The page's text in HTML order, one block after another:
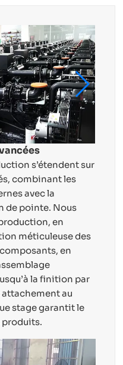
s’étendent sur
combinant les
avec la
de pointe. Nous
en
méticuleuse des
en
la finition par
au
stage garantit le
produits.